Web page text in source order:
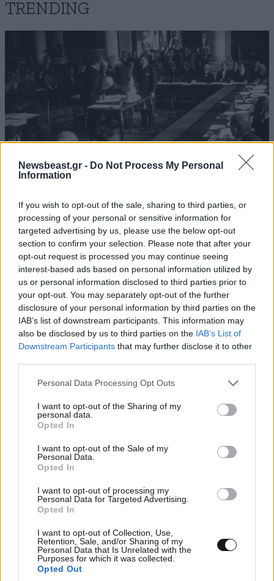
Newsbeast.gr - Do Not Process My Personal
Information
If you wish to opt-out of the sale, sharing to third parties, or
processing of your personal or sensitive information for
targeted advertising by us, please use the below opt-out
section to confirm your selection. Please note that after your
opt-out request is processed you may continue seeing
interest-based ads based on personal information utilized by
us or personal information disclosed to third parties prior to
your opt-out. You may separately opt-out of the further
disclosure of your personal information by third parties on the
IAB’s list of downstream participants. This information may
also be disclosed by us to third parties on the IAB’s List of
Downstream Participants that may further disclose it to other
Please note that this website/app uses one or more Google
not limited to your visit or usage behaviour. You may click to
grant or deny consent to Google and its third-party tags to
use your data for below specified purposes in below Google
consent section.
Personal Data Processing Opt Outs
I want to opt-out of the Sharing of my
personal data.
Opted In
I want to opt-out of the Sale of my
Personal Data.
Opted In
I want to opt-out of processing my
Personal Data for Targeted Advertising.
Opted In
I want to opt-out of Collection, Use,
Retention, Sale, and/or Sharing of my
Personal Data that Is Unrelated with the
Purposes for which it was collected.
Opted Out
TRENDING
ΕΛΛΑΔΑ 10·08·2026 00:07
Σαν σήμερα 10 Αυγούστου: Η Ελλάδα αγγίζει
για λίγο το όνειρο «των δύο ηπείρων και των
πέντε θαλασσών»